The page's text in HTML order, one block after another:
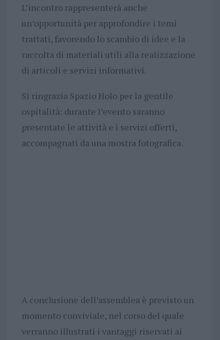
L’incontro rappresenterà anche
un’opportunità per approfondire i temi
trattati, favorendo lo scambio di idee e la
raccolta di materiali utili alla realizzazione
di articoli e servizi informativi.
Si ringrazia Spazio Holo per la gentile
ospitalità: durante l’evento saranno
presentate le attività e i servizi offerti,
accompagnati da una mostra fotografica.
A conclusione dell’assemblea è previsto un
momento conviviale, nel corso del quale
verranno illustrati i vantaggi riservati ai